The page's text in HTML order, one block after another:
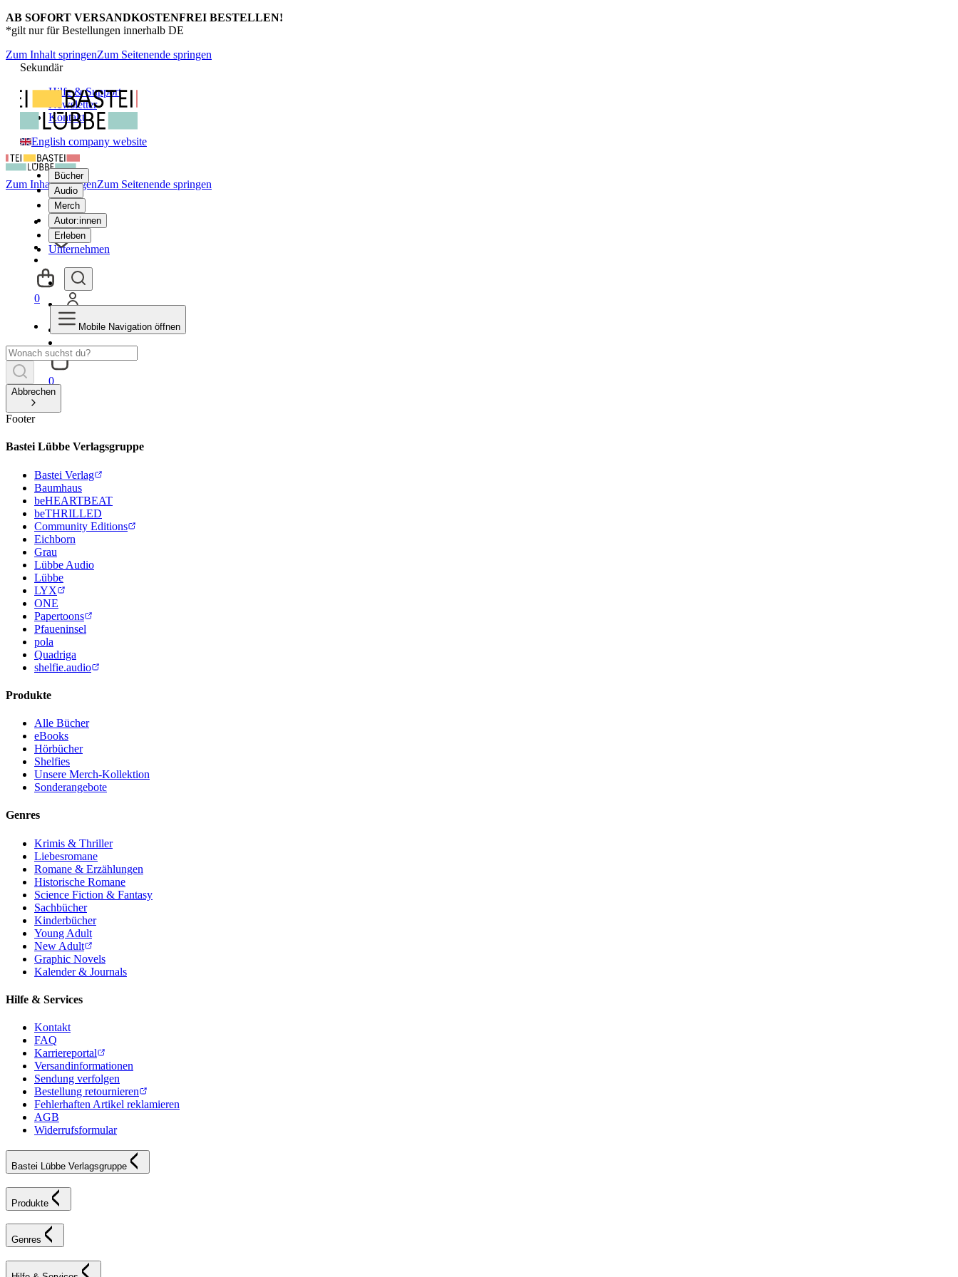
AB SOFORT VERSANDKOSTENFREI BESTELLEN!
*gilt nur für Bestellungen innerhalb DE
Zum Inhalt springenZum Seitenende springen
Sekundär
Hilfe & Support
Newsletter
Kontakt
English company website
Bücher
Audio
Merch
Autor:innen
Erleben
Unternehmen
0
Zum Inhalt springenZum Seitenende springen
0
Mobile Navigation öffnen
Abbrechen
Footer
Bastei Lübbe Verlagsgruppe
Bastei Verlag
Baumhaus
beHEARTBEAT
beTHRILLED
Community Editions
Eichborn
Grau
Lübbe Audio
Lübbe
LYX
ONE
Papertoons
Pfaueninsel
pola
Quadriga
shelfie.audio
Produkte
Alle Bücher
eBooks
Hörbücher
Shelfies
Unsere Merch-Kollektion
Sonderangebote
Genres
Krimis & Thriller
Liebesromane
Romane & Erzählungen
Historische Romane
Science Fiction & Fantasy
Sachbücher
Kinderbücher
Young Adult
New Adult
Graphic Novels
Kalender & Journals
Hilfe & Services
Kontakt
FAQ
Karriereportal
Versandinformationen
Sendung verfolgen
Bestellung retournieren
Fehlerhaften Artikel reklamieren
AGB
Widerrufsformular
Bastei Lübbe Verlagsgruppe
Produkte
Genres